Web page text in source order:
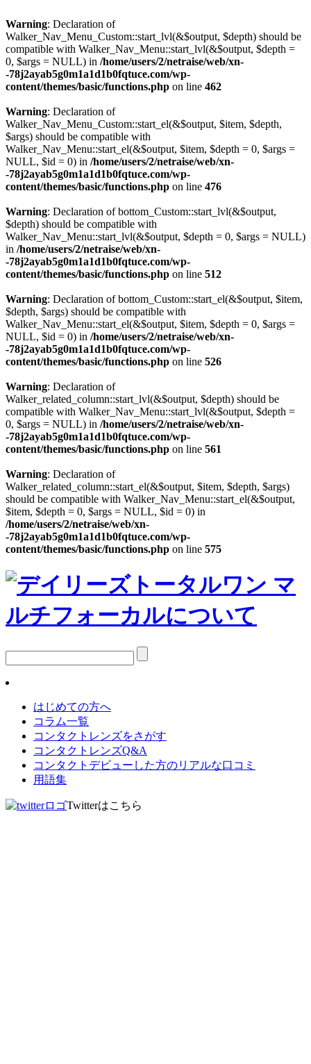
Warning: Declaration of
Walker_Nav_Menu_Custom::start_lvl(&$output, $depth) should be
compatible with Walker_Nav_Menu::start_lvl(&$output, $depth =
0, $args = NULL) in /home/users/2/netraise/web/xn-
-78j2ayab5g0m1a1d1b0fqtuce.com/wp-
content/themes/basic/functions.php on line 462
Warning: Declaration of
Walker_Nav_Menu_Custom::start_el(&$output, $item, $depth,
$args) should be compatible with
Walker_Nav_Menu::start_el(&$output, $item, $depth = 0, $args =
NULL, $id = 0) in /home/users/2/netraise/web/xn-
-78j2ayab5g0m1a1d1b0fqtuce.com/wp-
content/themes/basic/functions.php on line 476
Warning: Declaration of bottom_Custom::start_lvl(&$output,
$depth) should be compatible with
Walker_Nav_Menu::start_lvl(&$output, $depth = 0, $args = NULL)
in /home/users/2/netraise/web/xn-
-78j2ayab5g0m1a1d1b0fqtuce.com/wp-
content/themes/basic/functions.php on line 512
Warning: Declaration of bottom_Custom::start_el(&$output, $item,
$depth, $args) should be compatible with
Walker_Nav_Menu::start_el(&$output, $item, $depth = 0, $args =
NULL, $id = 0) in /home/users/2/netraise/web/xn-
-78j2ayab5g0m1a1d1b0fqtuce.com/wp-
content/themes/basic/functions.php on line 526
Warning: Declaration of
Walker_related_column::start_lvl(&$output, $depth) should be
compatible with Walker_Nav_Menu::start_lvl(&$output, $depth =
0, $args = NULL) in /home/users/2/netraise/web/xn-
-78j2ayab5g0m1a1d1b0fqtuce.com/wp-
content/themes/basic/functions.php on line 561
Warning: Declaration of
Walker_related_column::start_el(&$output, $item, $depth, $args)
should be compatible with Walker_Nav_Menu::start_el(&$output,
$item, $depth = 0, $args = NULL, $id = 0) in
/home/users/2/netraise/web/xn-
-78j2ayab5g0m1a1d1b0fqtuce.com/wp-
content/themes/basic/functions.php on line 575
はじめての方へ
コラム一覧
コンタクトレンズをさがす
コンタクトレンズQ&A
コンタクトデビューした方のリアルな口コミ
用語集
Twitterはこちら